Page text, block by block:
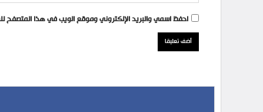
احفظ اسمي والبريد الإلكتروني وموقع الويب في هذا المتصفح